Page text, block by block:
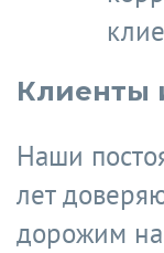
Клиенты
Наши
лет
дорожим